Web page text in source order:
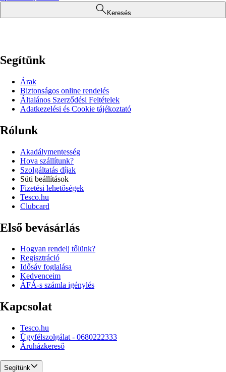
Keresés
Segítünk
Árak
Biztonságos online rendelés
Általános Szerződési Feltételek
Adatkezelési és Cookie tájékoztató
Rólunk
Akadálymentesség
Hova szállítunk?
Szolgáltatás díjak
Süti beállítások
Fizetési lehetőségek
Tesco.hu
Clubcard
Első bevásárlás
Hogyan rendelj tőlünk?
Regisztráció
Idősáv foglalása
Kedvenceim
ÁFÁ-s számla igénylés
Kapcsolat
Tesco.hu
Ügyfélszolgálat - 0680222333
Áruházkereső
Segítünk